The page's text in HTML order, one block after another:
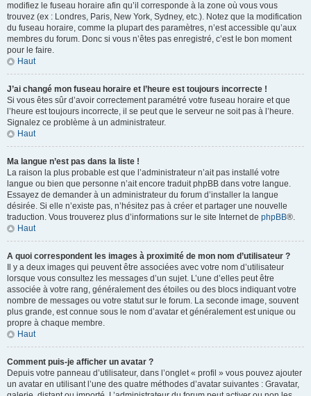
modifiez le fuseau horaire afin qu’il corresponde à la zone où vous vous
trouvez (ex : Londres, Paris, New York, Sydney, etc.). Notez que la modification
du fuseau horaire, comme la plupart des paramètres, n’est accessible qu’aux
membres du forum. Donc si vous n’êtes pas enregistré, c’est le bon moment
pour le faire.
Haut
J’ai changé mon fuseau horaire et l’heure est toujours incorrecte !
Si vous êtes sûr d’avoir correctement paramétré votre fuseau horaire et que
l’heure est toujours incorrecte, il se peut que le serveur ne soit pas à l’heure.
Signalez ce problème à un administrateur.
Haut
Ma langue n’est pas dans la liste !
La raison la plus probable est que l’administrateur n’ait pas installé votre
langue ou bien que personne n’ait encore traduit phpBB dans votre langue.
Essayez de demander à un administrateur du forum d’installer la langue
désirée. Si elle n’existe pas, n’hésitez pas à créer et partager une nouvelle
traduction. Vous trouverez plus d’informations sur le site Internet de phpBB®.
Haut
A quoi correspondent les images à proximité de mon nom d’utilisateur ?
Il y a deux images qui peuvent être associées avec votre nom d’utilisateur
lorsque vous consultez les messages d’un sujet. L’une d’elles peut être
associée à votre rang, généralement des étoiles ou des blocs indiquant votre
nombre de messages ou votre statut sur le forum. La seconde image, souvent
plus grande, est connue sous le nom d’avatar et généralement est unique ou
propre à chaque membre.
Haut
Comment puis-je afficher un avatar ?
Depuis votre panneau d’utilisateur, dans l’onglet « profil » vous pouvez ajouter
un avatar en utilisant l’une des quatre méthodes d’avatar suivantes : Gravatar,